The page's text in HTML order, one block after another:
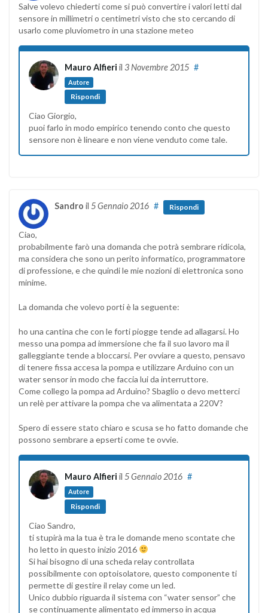
Salve volevo chiederti come si può convertire i valori letti dal
sensore in millimetri o centimetri visto che sto cercando di
usarlo come pluviometro in una stazione meteo
Mauro Alfieri il 3 Novembre 2015
Autore
#
Rispondi
Ciao Giorgio,
puoi farlo in modo empirico tenendo conto che questo
sensore non è lineare e non viene venduto come tale.
Sandro il 5 Gennaio 2016 # Rispondi
Ciao,
probabilmente farò una domanda che potrà sembrare ridicola,
ma considera che sono un perito informatico, programmatore
di professione, e che quindi le mie nozioni di elettronica sono
minime.
La domanda che volevo porti è la seguente:
ho una cantina che con le forti piogge tende ad allagarsi. Ho
messo una pompa ad immersione che fa il suo lavoro ma il
galleggiante tende a bloccarsi. Per ovviare a questo, pensavo
di tenere fissa accesa la pompa e utilizzare Arduino con un
water sensor in modo che faccia lui da interruttore.
Come collego la pompa ad Arduino? Sbaglio o devo metterci
un relè per attivare la pompa che va alimentata a 220V?
Spero di essere stato chiaro e scusa se ho fatto domande che
possono sembrare a epserti come te ovvie.
Mauro Alfieri il 5 Gennaio 2016
Autore
#
Rispondi
Ciao Sandro,
ti stupirà ma la tua è tra le domande meno scontate che
ho letto in questo inizio 2016
Si hai bisogno di una scheda relay controllata
possibilmente con optoisolatore, questo componente ti
permette di gestire il relay come un led.
Unico dubbio riguarda il sistema con “water sensor” che
se continuamente alimentato ed immerso in acqua